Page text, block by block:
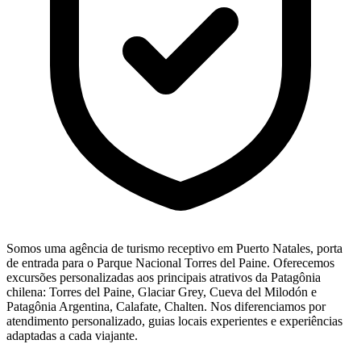
Somos uma agência de turismo receptivo em Puerto Natales, porta
de entrada para o Parque Nacional Torres del Paine. Oferecemos
excursões personalizadas aos principais atrativos da Patagônia
chilena: Torres del Paine, Glaciar Grey, Cueva del Milodón e
Patagônia Argentina, Calafate, Chalten. Nos diferenciamos por
atendimento personalizado, guias locais experientes e experiências
adaptadas a cada viajante.